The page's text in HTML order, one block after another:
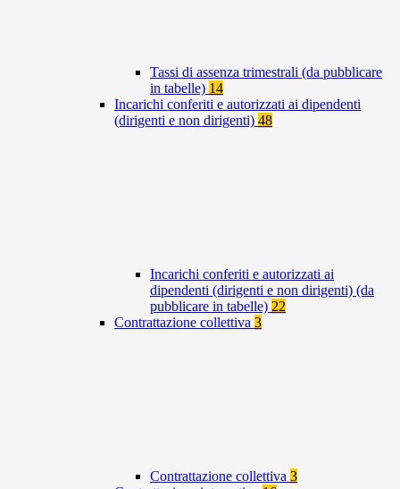
Tassi di assenza trimestrali (da pubblicare
in tabelle) 14
Incarichi conferiti e autorizzati ai dipendenti
(dirigenti e non dirigenti) 48
Incarichi conferiti e autorizzati ai
dipendenti (dirigenti e non dirigenti) (da
pubblicare in tabelle) 22
Contrattazione collettiva 3
Contrattazione collettiva 3